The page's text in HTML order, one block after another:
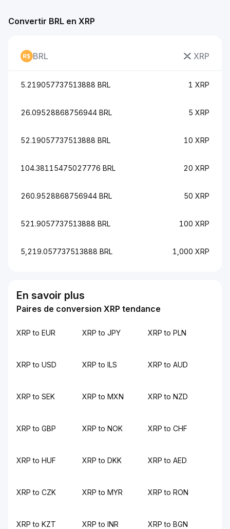
Convertir BRL en XRP
BRL XRP
5.219057737513888 BRL 1 XRP
26.09528868756944 BRL 5 XRP
52.19057737513888 BRL 10 XRP
104.38115475027776 BRL 20 XRP
260.9528868756944 BRL 50 XRP
521.9057737513888 BRL 100 XRP
5,219.057737513888 BRL 1,000 XRP
En savoir plus
Paires de conversion XRP tendance
XRP to EUR XRP to JPY XRP to PLN
XRP to USD XRP to ILS XRP to AUD
XRP to SEK XRP to MXN XRP to NZD
XRP to GBP XRP to NOK XRP to CHF
XRP to HUF XRP to DKK XRP to AED
XRP to CZK XRP to MYR XRP to RON
XRP to KZT XRP to INR XRP to BGN